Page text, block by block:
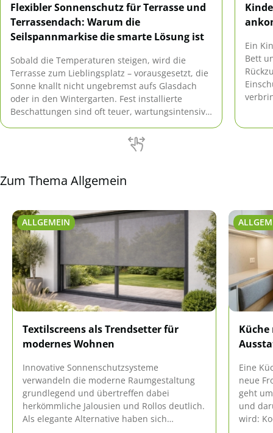
Flexibler Sonnenschutz für Terrasse und
Terrassendach: Warum die
Seilspannmarkise die smarte Lösung ist
Sobald die Temperaturen steigen, wird die
Terrasse zum Lieblingsplatz – vorausgesetzt, die
Sonne knallt nicht ungebremst aufs Glasdach
oder in den Wintergarten. Fest installierte
Beschattungen sind oft teuer, wartungsintensiv
Schatten lieber selbst dosieren möchte, greift zu
einem verschiebbaren System. Genau hier spielt
[…]
Ein
Bett
Zum Thema Allgemein
ALLGEMEIN
Textilscreens als Trendsetter für
modernes Wohnen
Innovative Sonnenschutzsysteme
verwandeln die moderne Raumgestaltung
grundlegend und übertreffen dabei
herkömmliche Jalousien und Rollos deutlich.
Als elegante Alternative haben sich
Küche
Eine
neue
geht
und
wird: